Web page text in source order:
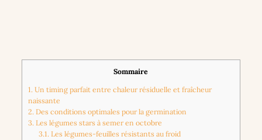
Sommaire
1.Un timing parfait entre chaleur résiduelle et fraîcheur
naissante
2.Des conditions optimales pour la germination
3.Les légumes stars à semer en octobre
3.1. Les légumes-feuilles résistants au froid